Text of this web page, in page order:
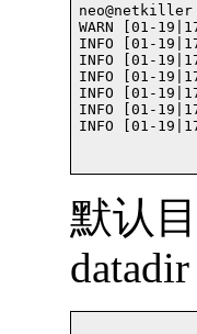
WARN [01-
INFO [01-
INFO [01-
INFO [01-
INFO [01-
INFO [01-
INFO [01-
默认